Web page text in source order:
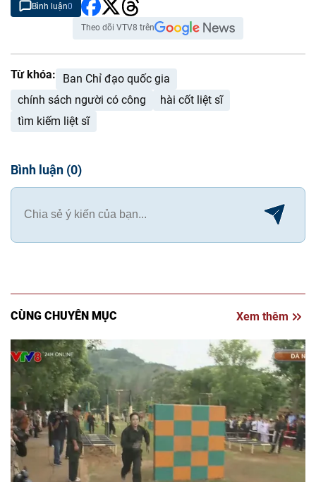
Bình luận0
Theo dõi VTV8 trên
Từ khóa:
Ban Chỉ đạo quốc gia
chính sách người có công
hài cốt liệt sĩ
tìm kiếm liệt sĩ
Bình luận (0)
CÙNG CHUYÊN MỤC Xem thêm